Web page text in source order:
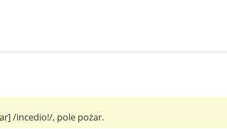
/incedio!/, pole pożar.